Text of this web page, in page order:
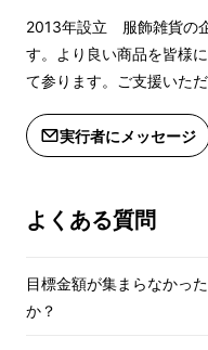
リボンを付ければ
ません。）
2枚以上ご購入の
れてお届け！
※ご注文状況、使用部
製造工程上の都合等に
遅れる場合があります
2013年設立 服飾雑貨の
す。より良い商品を皆様
て参ります。ご支援いた
実行者にメッセージ
よくある質問
目標金額が集まらなかっ
か？